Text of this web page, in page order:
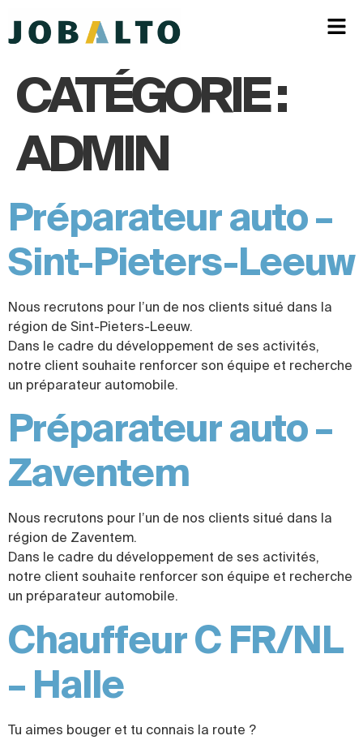
CATÉGORIE :
ADMIN
Préparateur auto –
Sint-Pieters-Leeuw
Nous recrutons pour l’un de nos clients situé dans la
région de Sint-Pieters-Leeuw.
Dans le cadre du développement de ses activités,
notre client souhaite renforcer son équipe et recherche
un préparateur automobile.
Préparateur auto –
Zaventem
Nous recrutons pour l’un de nos clients situé dans la
région de Zaventem.
Dans le cadre du développement de ses activités,
notre client souhaite renforcer son équipe et recherche
un préparateur automobile.
Chauffeur C FR/NL
– Halle
Tu aimes bouger et tu connais la route ?